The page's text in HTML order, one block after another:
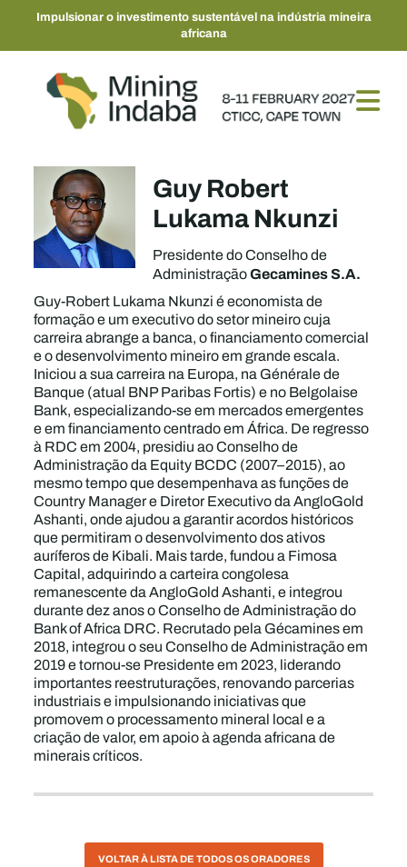
Impulsionar o investimento sustentável na indústria mineira
africana
Guy Robert
Lukama Nkunzi
Presidente do Conselho de
AdministraçãoGecamines S.A.
Guy-Robert Lukama Nkunzi é economista de
formação e um executivo do setor mineiro cuja
carreira abrange a banca, o financiamento comercial
e o desenvolvimento mineiro em grande escala.
Iniciou a sua carreira na Europa, na Générale de
Banque (atual BNP Paribas Fortis) e no Belgolaise
Bank, especializando-se em mercados emergentes
e em financiamento centrado em África. De regresso
à RDC em 2004, presidiu ao Conselho de
Administração da Equity BCDC (2007–2015), ao
mesmo tempo que desempenhava as funções de
Country Manager e Diretor Executivo da AngloGold
Ashanti, onde ajudou a garantir acordos históricos
que permitiram o desenvolvimento dos ativos
auríferos de Kibali. Mais tarde, fundou a Fimosa
Capital, adquirindo a carteira congolesa
remanescente da AngloGold Ashanti, e integrou
durante dez anos o Conselho de Administração do
Bank of Africa DRC. Recrutado pela Gécamines em
2018, integrou o seu Conselho de Administração em
2019 e tornou-se Presidente em 2023, liderando
importantes reestruturações, renovando parcerias
industriais e impulsionando iniciativas que
promovem o processamento mineral local e a
criação de valor, em apoio à agenda africana de
minerais críticos.
VOLTAR À LISTA DE TODOS OS ORADORES